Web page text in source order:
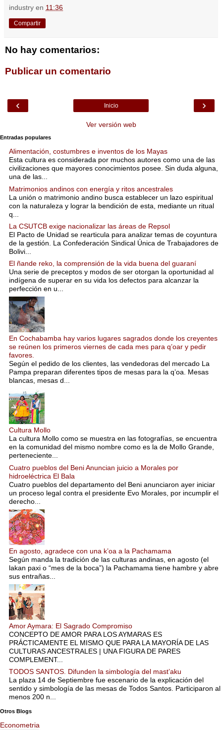
industry en 11:36
Compartir
No hay comentarios:
Publicar un comentario
‹ ›
Inicio
Ver versión web
Entradas populares
Alimentación, costumbres e inventos de los Mayas
Esta cultura es considerada por muchos autores como una de las
civilizaciones que mayores conocimientos posee. Sin duda alguna,
una de las...
Matrimonios andinos con energía y ritos ancestrales
La unión o matrimonio andino busca establecer un lazo espiritual
con la naturaleza y lograr la bendición de esta, mediante un ritual
q...
La CSUTCB exige nacionalizar las áreas de Repsol
El Pacto de Unidad se rearticula para analizar temas de coyuntura
de la gestión. La Confederación Sindical Única de Trabajadores de
Bolivi...
El ñande reko, la comprensión de la vida buena del guaraní
Una serie de preceptos y modos de ser otorgan la oportunidad al
indígena de superar en su vida los defectos para alcanzar la
perfección en u...
En Cochabamba hay varios lugares sagrados donde los creyentes
se reúnen los primeros viernes de cada mes para q’oar y pedir
favores.
Según el pedido de los clientes, las vendedoras del mercado La
Pampa preparan diferentes tipos de mesas para la q’oa. Mesas
blancas, mesas d...
Cultura Mollo
La cultura Mollo como se muestra en las fotografías, se encuentra
en la comunidad del mismo nombre como es la de Mollo Grande,
perteneciente...
Cuatro pueblos del Beni Anuncian juicio a Morales por
hidroeléctrica El Bala
Cuatro pueblos del departamento del Beni anunciaron ayer iniciar
un proceso legal contra el presidente Evo Morales, por incumplir el
derecho...
En agosto, agradece con una k’oa a la Pachamama
Según manda la tradición de las culturas andinas, en agosto (el
lakan paxi o “mes de la boca”) la Pachamama tiene hambre y abre
sus entrañas...
Amor Aymara: El Sagrado Compromiso
CONCEPTO DE AMOR PARA LOS AYMARAS ES
PRÁCTICAMENTE EL MISMO QUE PARA LA MAYORÍA DE LAS
CULTURAS ANCESTRALES | UNA FIGURA DE PARES
COMPLEMENT...
TODOS SANTOS. Difunden la simbología del mast’aku
La plaza 14 de Septiembre fue escenario de la explicación del
sentido y simbología de las mesas de Todos Santos. Participaron al
menos 200 n...
Otros Blogs
Econometria